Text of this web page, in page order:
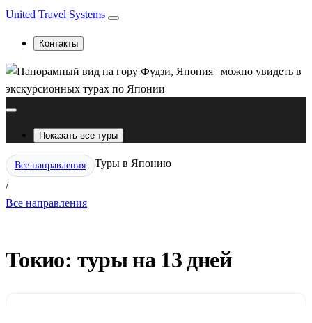
United Travel Systems
Контакты
Показать все туры
Все направления
/
Туры в Японию
Все направления
Токио: туры на 13 дней